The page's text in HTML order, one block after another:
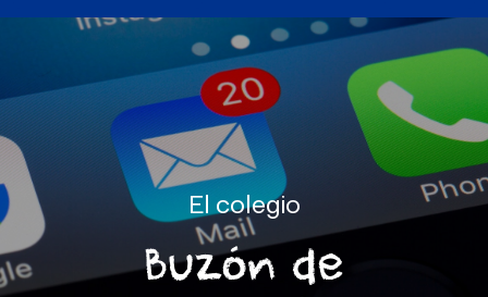
El colegio
Buzón de